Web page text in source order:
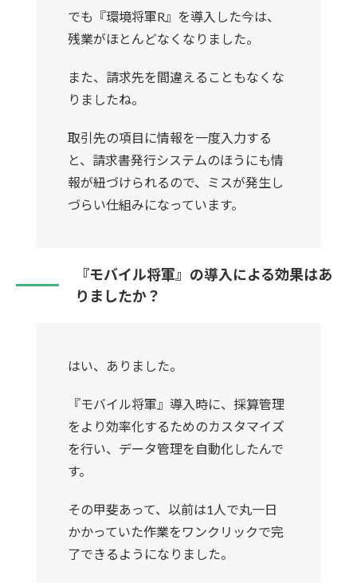
でも『環境将軍R』を導入した今は、
残業がほとんどなくなりました。
また、請求先を間違えることもなくな
りましたね。
取引先の項目に情報を一度入力する
と、請求書発行システムのほうにも情
報が紐づけられるので、ミスが発生し
づらい仕組みになっています。
『モバイル将軍』の導入による効果はあ
りましたか？
はい、ありました。
『モバイル将軍』導入時に、採算管理
をより効率化するためのカスタマイズ
を行い、データ管理を自動化したんで
す。
その甲斐あって、以前は1人で丸一日
かかっていた作業をワンクリックで完
了できるようになりました。